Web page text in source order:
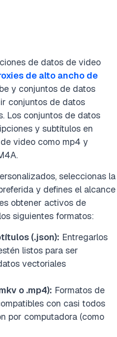
de datos de video
de alto ancho de
y conjuntos de datos
conjuntos de datos
Los conjuntos de datos
y subtítulos en
video como mp4 y
seleccionas la
y defines el alcance
obtener activos de
siguientes formatos:
(.json): Entregarlos
listos para ser
vectoriales
o .mp4): Formatos de
con casi todos
por computadora (como